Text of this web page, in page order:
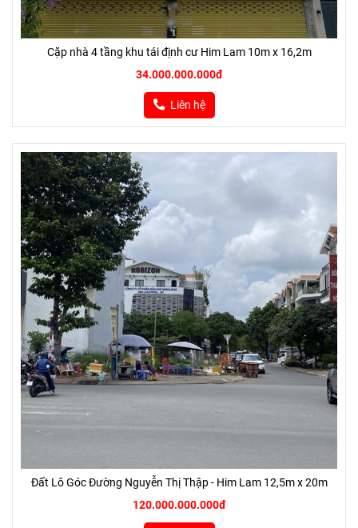
Cặp nhà 4 tầng khu tái định cư Him Lam 10m x 16,2m
34.000.000.000đ
Liên hệ
Đất Lô Góc Đường Nguyễn Thị Thập - Him Lam 12,5m x 20m
120.000.000.000đ